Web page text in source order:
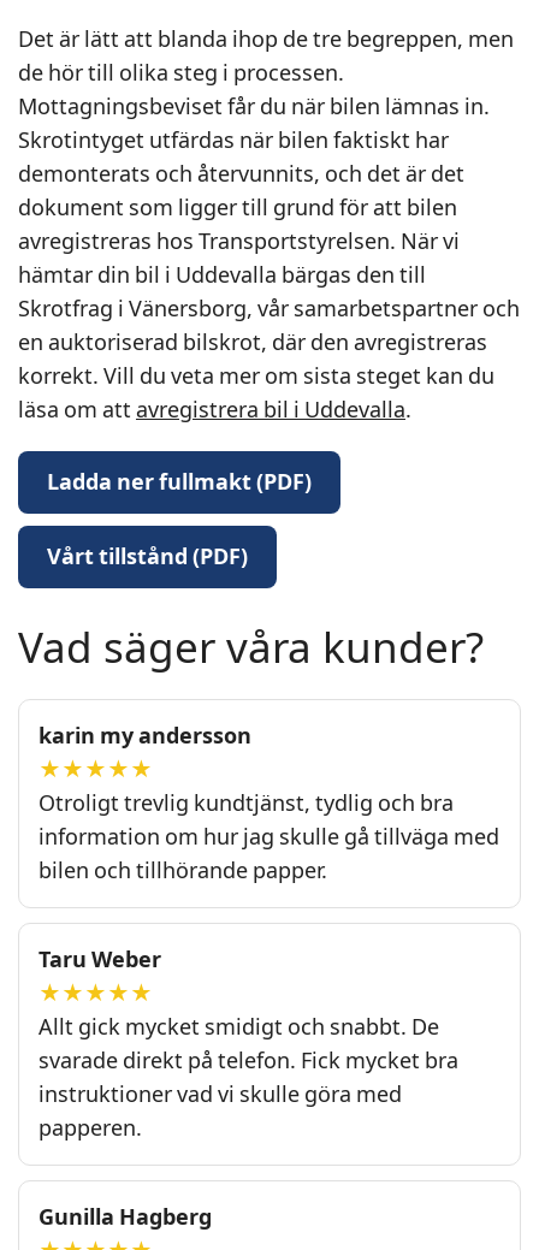
Det är lätt att blanda ihop de tre begreppen, men
de hör till olika steg i processen.
Mottagningsbeviset får du när bilen lämnas in.
Skrotintyget utfärdas när bilen faktiskt har
demonterats och återvunnits, och det är det
dokument som ligger till grund för att bilen
avregistreras hos Transportstyrelsen. När vi
hämtar din bil i Uddevalla bärgas den till
Skrotfrag i Vänersborg, vår samarbetspartner och
en auktoriserad bilskrot, där den avregistreras
korrekt. Vill du veta mer om sista steget kan du
läsa om att avregistrera bil i Uddevalla.
Ladda ner fullmakt (PDF)
Vårt tillstånd (PDF)
Vad säger våra kunder?
karin my andersson
★★★★★
Otroligt trevlig kundtjänst, tydlig och bra
information om hur jag skulle gå tillväga med
bilen och tillhörande papper.
Taru Weber
★★★★★
Allt gick mycket smidigt och snabbt. De
svarade direkt på telefon. Fick mycket bra
instruktioner vad vi skulle göra med
papperen.
Gunilla Hagberg